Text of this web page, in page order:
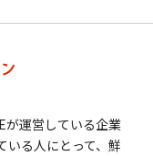
が運営している企業
いる人にとって、鮮